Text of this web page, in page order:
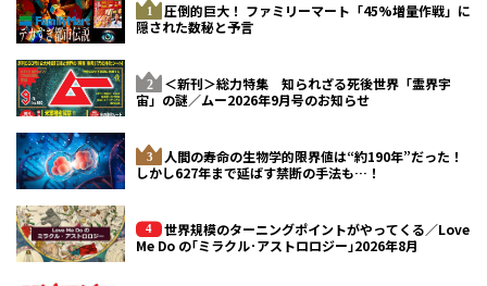
圧倒的巨大！ ファミリーマート「45%増量作戦」に
隠された数秘と予言
＜新刊＞総力特集 知られざる死後世界「霊界宇
宙」の謎／ムー2026年9月号のお知らせ
人間の寿命の生物学的限界値は“約190年”だった！
しかし627年まで延ばす禁断の手法も…！
世界規模のターニングポイントがやってくる／Love
Me Do の｢ミラクル･アストロロジー｣2026年8月